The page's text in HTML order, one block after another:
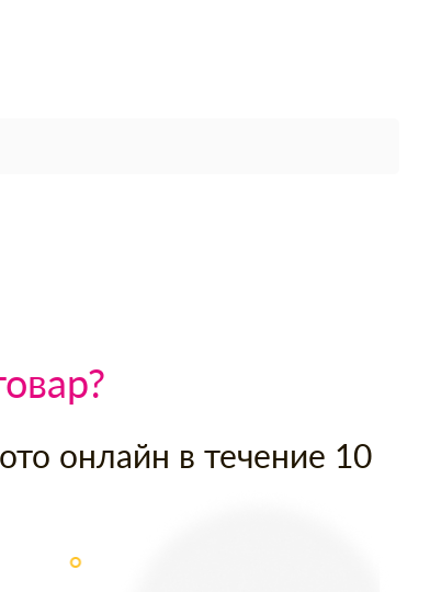
онлайн в течение 10